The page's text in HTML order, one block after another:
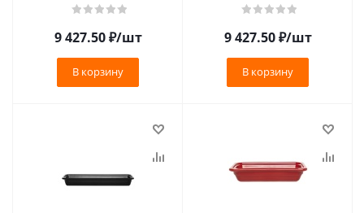
9 427.50₽/шт
В корзину
9 427.50₽/шт
В корзину